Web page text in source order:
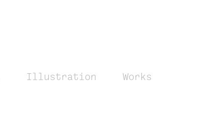
Illustration
Works